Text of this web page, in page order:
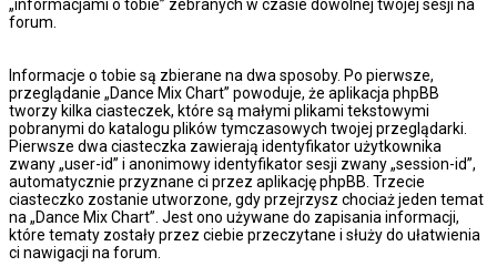
„informacjami o tobie” zebranych w czasie dowolnej twojej sesji na
forum.
Informacje o tobie są zbierane na dwa sposoby. Po pierwsze,
przeglądanie „Dance Mix Chart” powoduje, że aplikacja phpBB
tworzy kilka ciasteczek, które są małymi plikami tekstowymi
pobranymi do katalogu plików tymczasowych twojej przeglądarki.
Pierwsze dwa ciasteczka zawierają identyfikator użytkownika
zwany „user-id” i anonimowy identyfikator sesji zwany „session-id”,
automatycznie przyznane ci przez aplikację phpBB. Trzecie
ciasteczko zostanie utworzone, gdy przejrzysz chociaż jeden temat
na „Dance Mix Chart”. Jest ono używane do zapisania informacji,
które tematy zostały przez ciebie przeczytane i służy do ułatwienia
ci nawigacji na forum.